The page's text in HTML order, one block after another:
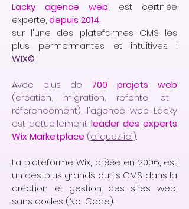
Lacky agence web, est certifiée
experte,depuis 2014,
sur l'une des plateformes CMS les
plus permormantes et intuitives :
WIX©
Avec plus de
700 projets web
(création, migration, refonte, et
référencement), l'agence web Lacky
est actuellement leader des experts
Wix Marketplace (cliquez ici).
La plateforme Wix, créée en 2006, est
un des plus grands outils CMS dans la
création et gestion des sites web,
sans codes (No-Code).